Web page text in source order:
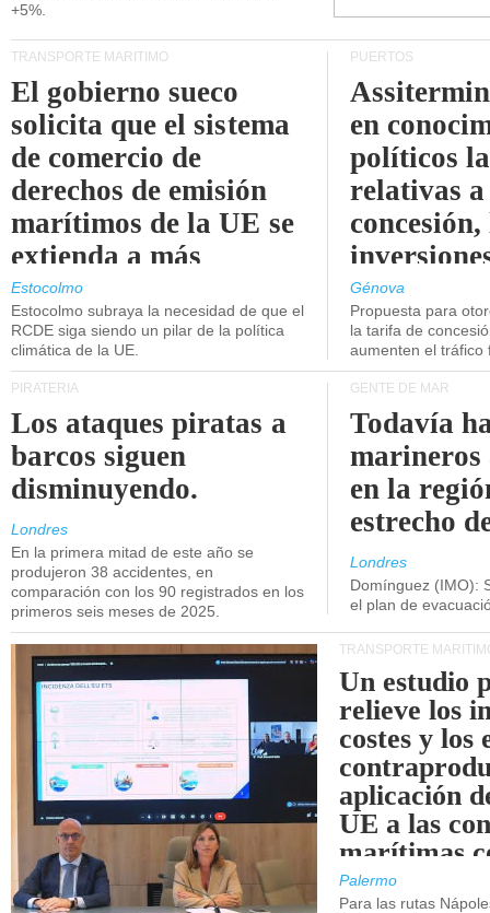
+5%.
TRANSPORTE MARÍTIMO
El gobierno sueco
solicita que el sistema
de comercio de
derechos de emisión
marítimos de la UE se
extienda a más
buques.
Estocolmo
Estocolmo subraya la necesidad de que el
RCDE siga siendo un pilar de la política
climática de la UE.
PUERTOS
en
políticos
relativas a
concesión,
Génova
Propuesta para
la tarifa de
aumenten el tráfico
PIRATERÍA
Los ataques piratas a
barcos siguen
disminuyendo.
Londres
En la primera mitad de este año se
produjeron 38 accidentes, en
comparación con los 90 registrados en los
primeros seis meses de 2025.
GENTE DE MAR
Todavía
marineros
en la
estrecho
Londres
Domínguez (IMO):
el plan de
TRANSPORTE
Un estudio
relieve los
costes y los
aplicación
UE a las
marítimas
de Sicilia.
Palermo
Para las rutas